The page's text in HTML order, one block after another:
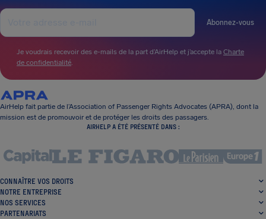
Abonnez-vous
Je voudrais recevoir des e-mails de la part d’AirHelp et j’accepte la Charte
de confidentialité.
AirHelp fait partie de l’Association of Passenger Rights Advocates (APRA), dont la
mission est de promouvoir et de protéger les droits des passagers.
AIRHELP A ÉTÉ PRÉSENTÉ DANS :
CONNAÎTRE VOS DROITS
NOTRE ENTREPRISE
NOS SERVICES
PARTENARIATS